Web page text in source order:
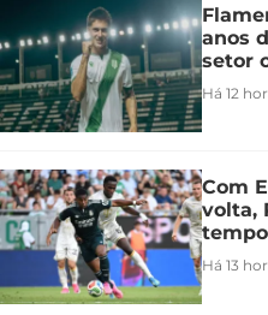
anos
setor
Há 12
Com
volta,
Há 13